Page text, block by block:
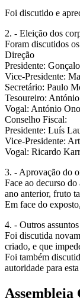
Foi discutido e
2. - Eleição dos
Foram discutidos
Direção
Presidente:
Vice-Presidente:
Secretário: Paulo
Tesoureiro:
Vogal: António
Conselho Fiscal:
Presidente: Luís
Vice-Presidente:
Vogal: Ricardo
3. - Aprovação do
Face ao decurso
ano anterior, fruto
Em face do
4. - Outros assuntos
Foi discutida
criado, e que
Foi também
autoridade para
Assembleia